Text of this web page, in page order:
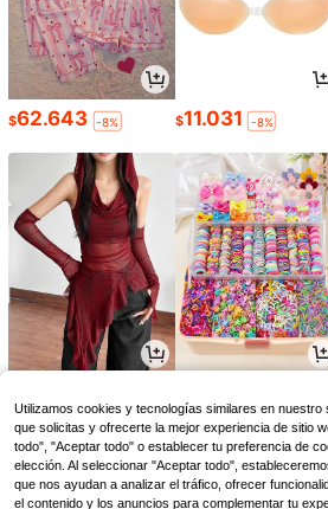
$62.643 -8% $11.031 -8%
Utilizamos cookies y tecnologías similares en nuestro
que solicitas y ofrecerte la mejor experiencia de sitio
todo", "Aceptar todo" o establecer tu preferencia de
elección. Al seleccionar "Aceptar todo",
que nos ayudan a analizar el tráfico, ofrecer
el contenido y los anuncios para complementar tu